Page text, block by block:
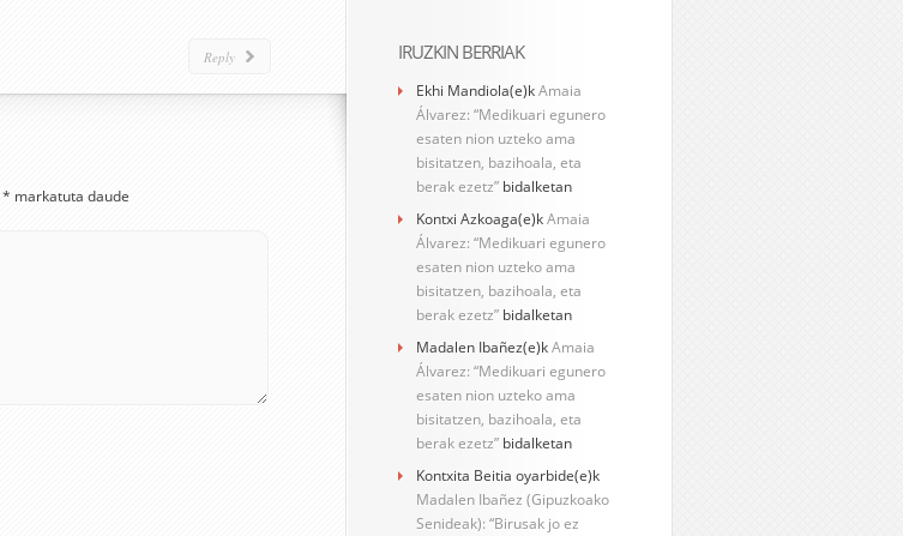
Reply
* markatuta daude
IRUZKIN BERRIAK
Ekhi Mandiola(e)kAmaia
Álvarez: “Medikuari egunero
esaten nion uzteko ama
bisitatzen, bazihoala, eta
berak ezetz” bidalketan
Kontxi Azkoaga(e)kAmaia
Álvarez: “Medikuari egunero
esaten nion uzteko ama
bisitatzen, bazihoala, eta
berak ezetz” bidalketan
Madalen Ibañez(e)kAmaia
Álvarez: “Medikuari egunero
esaten nion uzteko ama
bisitatzen, bazihoala, eta
berak ezetz” bidalketan
Kontxita Beitia oyarbide(e)k
Madalen Ibañez (Gipuzkoako
Senideak): “Birusak jo ez